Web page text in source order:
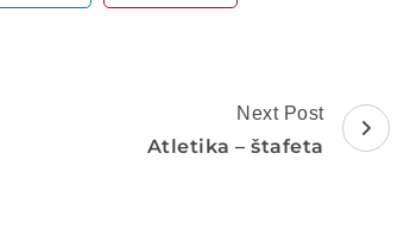
Next Post
Atletika – štafeta